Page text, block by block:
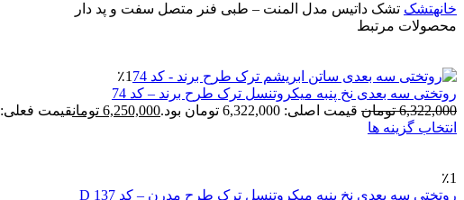
خانهتشک تشک داتیس مدل المنت – طبی فنر متصل سفت و پد دار
محصولات مرتبط
٪1
روتختی سه بعدی نخ پنبه میکروتنسل ترک طرح برند – کد 74
6,322,000 تومان قیمت اصلی: 6,322,000 تومان بود. 6,250,000 تومانقیمت فعلی: 6,250,000 تومان.
انتخاب گزینه ها
٪1
روتختی سه بعدی نخ پنبه میکروتنسل ترک طرح مدرن – کد D 137